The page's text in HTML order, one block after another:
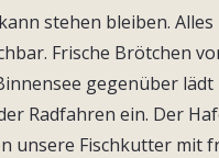
stehen bleiben. Alles
Frische Brötchen
gegenüber lädt
Radfahren ein. Der
unsere Fischkutter mit